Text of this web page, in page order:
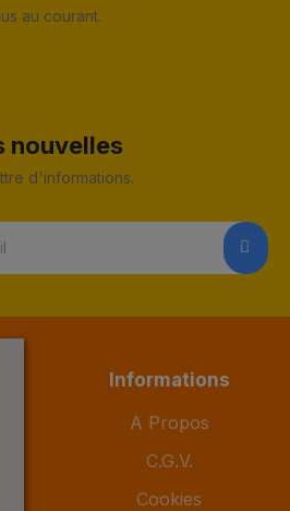
au courant.
nouvelles
d'informations.
Informations
A Propos
C.G.V.
Cookies